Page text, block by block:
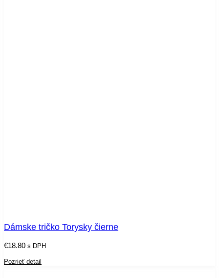
Dámske tričko Torysky čierne
€18.80 s DPH
Pozrieť detail